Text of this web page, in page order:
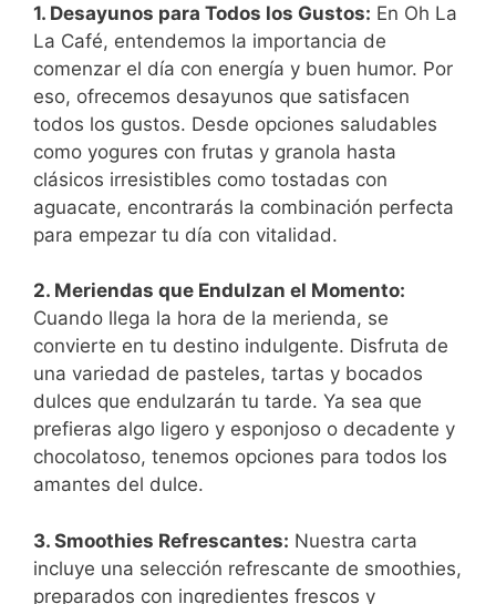
1. Desayunos para Todos los Gustos: En Oh La
La Café, entendemos la importancia de
comenzar el día con energía y buen humor. Por
eso, ofrecemos desayunos que satisfacen
todos los gustos. Desde opciones saludables
como yogures con frutas y granola hasta
clásicos irresistibles como tostadas con
aguacate, encontrarás la combinación perfecta
para empezar tu día con vitalidad.
2. Meriendas que Endulzan el Momento:
Cuando llega la hora de la merienda, se
convierte en tu destino indulgente. Disfruta de
una variedad de pasteles, tartas y bocados
dulces que endulzarán tu tarde. Ya sea que
prefieras algo ligero y esponjoso o decadente y
chocolatoso, tenemos opciones para todos los
amantes del dulce.
3. Smoothies Refrescantes: Nuestra carta
incluye una selección refrescante de smoothies,
preparados con ingredientes frescos y